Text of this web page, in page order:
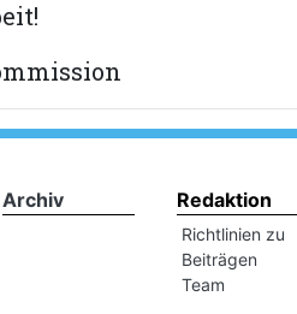
Archiv Redaktion
Richtlinien zu
Beiträgen
Team